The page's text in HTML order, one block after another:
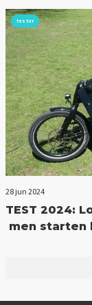
tester
28 jun 2024
TEST 2024:
men starten